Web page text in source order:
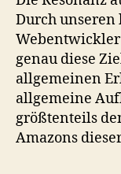
Durch
Webentwickler
genau diese
allgemeinen
allgemeine
größtenteils
Amazons